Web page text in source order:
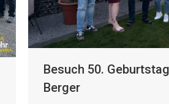
Besuch 50.
Berger